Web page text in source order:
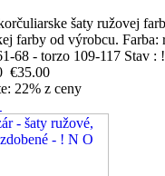
šaty ružovej
farby od výrobcu.
68 - torzo 109-117 Stav
€35.00
22% z ceny